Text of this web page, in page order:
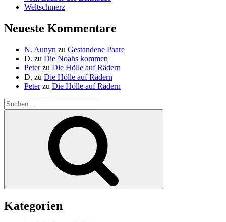
Weltschmerz
Neueste Kommentare
N. Aunyn zu Gestandene Paare
D. zu Die Noahs kommen
Peterzu Die Hölle auf Rädern
D. zu Die Hölle auf Rädern
Peterzu Die Hölle auf Rädern
Suche
nach:
Kategorien